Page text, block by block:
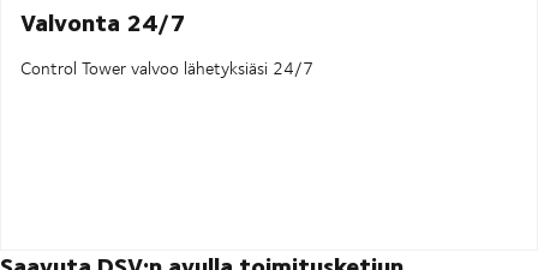
Valvonta 24/7
Control Tower valvoo lähetyksiäsi 24/7